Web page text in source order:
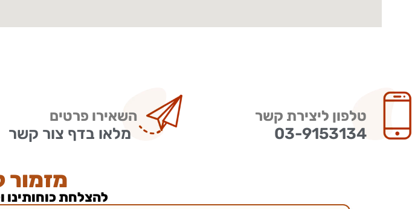
טלפון ליצירת קשר
03-9153134
השאירו פרטים
מלאו בדף צור קשר
מזמור
להצלחת